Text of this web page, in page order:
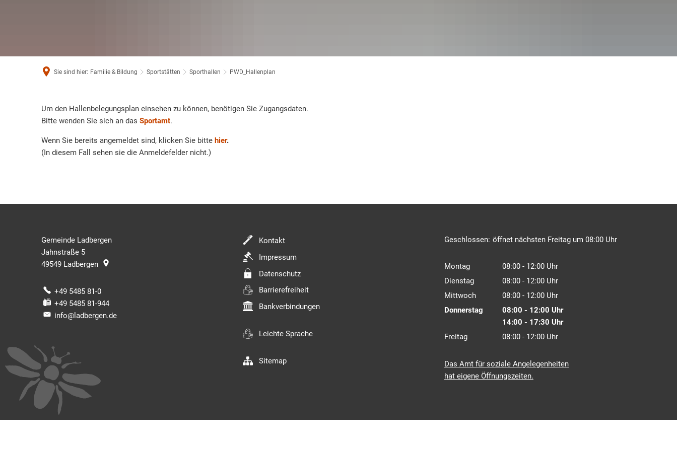
Sie sind hier: Familie & Bildung Sportstätten Sporthallen PWD_Hallenplan
PWD_Hallenplan
Um den Hallenbelegungsplan einsehen zu können, benötigen Sie Zugangsdaten.
Bitte wenden Sie sich an das Sportamt.
Wenn Sie bereits angemeldet sind, klicken Sie bitte hier.
(In diesem Fall sehen sie die Anmeldefelder nicht.)
Gemeinde Ladbergen
Jahnstraße 5
49549 Ladbergen
+49 5485 81-0
+49 5485 81-944
info@ladbergen.de
Kontakt
Impressum
Datenschutz
Barrierefreiheit
Bankverbindungen
Leichte Sprache
Sitemap
Klicken, um weitere Öffnungs- oder Schließzeiten auszublenden
Geschlossen: öffnet nächsten Freitag um 08:00 Uhr
Montag 08:00 - 12:00 Uhr
Von 08:00 bis 12:00 Uhr
Dienstag 08:00 - 12:00 Uhr
Von 08:00 bis 12:00 Uhr
Mittwoch 08:00 - 12:00 Uhr
Von 08:00 bis 12:00 Uhr
Donnerstag 08:00 - 12:00 Uhr
Von 08:00 bis 12:00 Uhr
14:00 - 17:30 Uhr
Von 14:00 bis 17:30 Uhr
Freitag 08:00 - 12:00 Uhr
Das Amt für soziale Angelegenheiten
hat eigene Öffnungszeiten.